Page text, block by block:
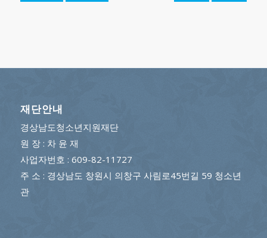
재단안내
경상남도청소년지원재단
원 장 : 차 윤 재
사업자번호 : 609-82-11727
주 소 : 경상남도 창원시 의창구 사림로45번길 59 청소년
관